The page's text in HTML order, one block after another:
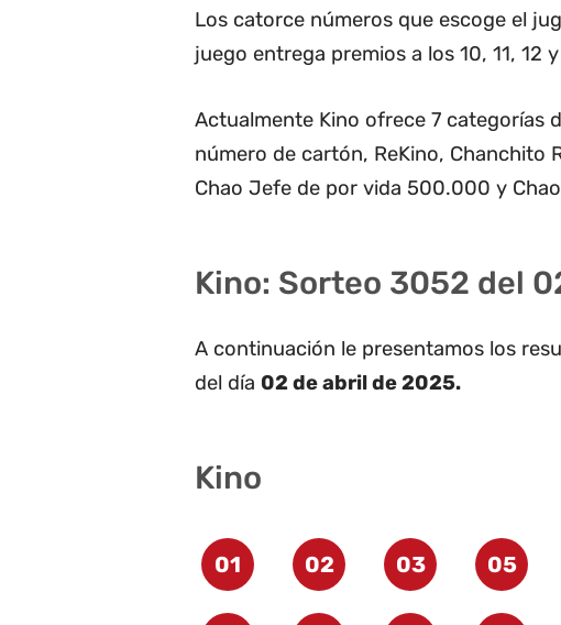
Los catorce números que escoge el
juego entrega premios a los 10, 11, 12
Actualmente Kino ofrece 7 categorías
número de cartón, ReKino, Chanchito
Chao Jefe de por vida 500.000 y
Kino: Sorteo 3052 del
A continuación le presentamos los
del día 02 de abril de 2025.
Kino
01 02 03 05